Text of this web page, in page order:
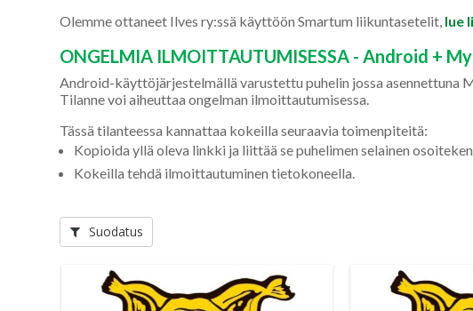
Olemme ottaneet Ilves ry:ssä käyttöön Smartum liikuntasetelit, lue
ONGELMIA ILMOITTAUTUMISESSA - Android +
Android-käyttöjärjestelmällä varustettu puhelin jossa asennettuna
Tilanne voi aiheuttaa ongelman ilmoittautumisessa.
Tässä tilanteessa kannattaa kokeilla seuraavia toimenpiteitä:
Kopioida yllä oleva linkki ja liittää se puhelimen selainen
Kokeilla tehdä ilmoittautuminen tietokoneella.